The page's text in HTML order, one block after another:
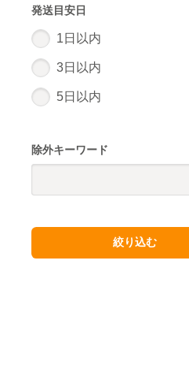
発送目安日
1日以内
3日以内
5日以内
除外キーワード
絞り込む